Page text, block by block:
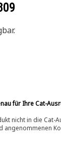
für Ihre Cat-
nicht in die Cat-